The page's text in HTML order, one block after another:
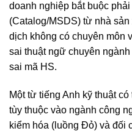
doanh nghiệp bắt buộc
(Catalog/MSDS) từ nhà
dịch không có chuyên môn
sai thuật ngữ chuyên
sai mã HS.
Một từ tiếng Anh kỹ thuật
tùy thuộc vào ngành công
kiểm hóa (luồng Đỏ) và đối